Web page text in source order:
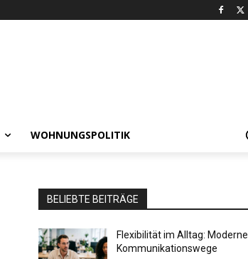
WOHNUNGSPOLITIK
BELIEBTE BEITRÄGE
Flexibilität im Alltag: Moderne
Kommunikationswege